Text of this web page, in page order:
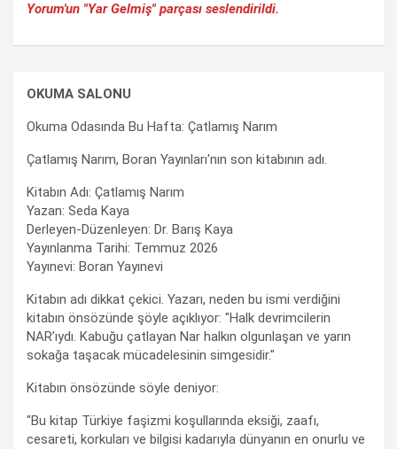
Yorum'un "Yar Gelmiş" parçası seslendirildi.
OKUMA SALONU
Okuma Odasında Bu Hafta: Çatlamış Narım
Çatlamış Narım, Boran Yayınları'nın son kitabının adı.
Kitabın Adı: Çatlamış Narım
Yazan: Seda Kaya
Derleyen-Düzenleyen: Dr. Barış Kaya
Yayınlanma Tarihi: Temmuz 2026
Yayınevi: Boran Yayınevi
Kitabın adı dikkat çekici. Yazarı, neden bu ismi verdiğini
kitabın önsözünde şöyle açıklıyor: "Halk devrimcilerin
NAR’ıydı. Kabuğu çatlayan Nar halkın olgunlaşan ve yarın
sokağa taşacak mücadelesinin simgesidir."
Kitabın önsözünde söyle deniyor:
"Bu kitap Türkiye faşizmi koşullarında eksiği, zaafı,
cesareti, korkuları ve bilgisi kadarıyla dünyanın en onurlu ve